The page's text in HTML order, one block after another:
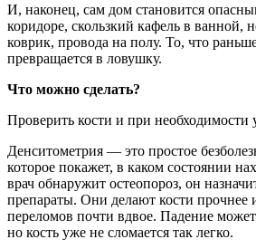
И, наконец, сам дом становится
коридоре, скользкий кафель в ванной,
коврик, провода на полу. То, что
превращается в ловушку.
Что можно сделать?
Проверить кости и при необходимости
Денситометрия — это простое
которое покажет, в каком состоянии
врач обнаружит остеопороз, он
препараты. Они делают кости прочнее
переломов почти вдвое. Падение может
но кость уже не сломается так легко.